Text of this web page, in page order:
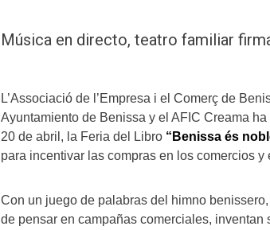
Música en directo, teatro familiar
L’Associació de l’Empresa i el Comerç de
Ayuntamiento de Benissa y el AFIC Creama
20 de abril, la Feria del Libro “Benissa és
para incentivar las compras en los comercios y
Con un juego de palabras del himno
de pensar en campañas comerciales, inventan